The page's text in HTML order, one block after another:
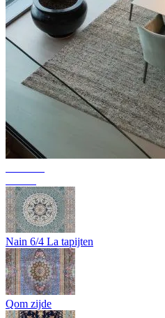
Nain 6/4 La tapijten
Qom zijde